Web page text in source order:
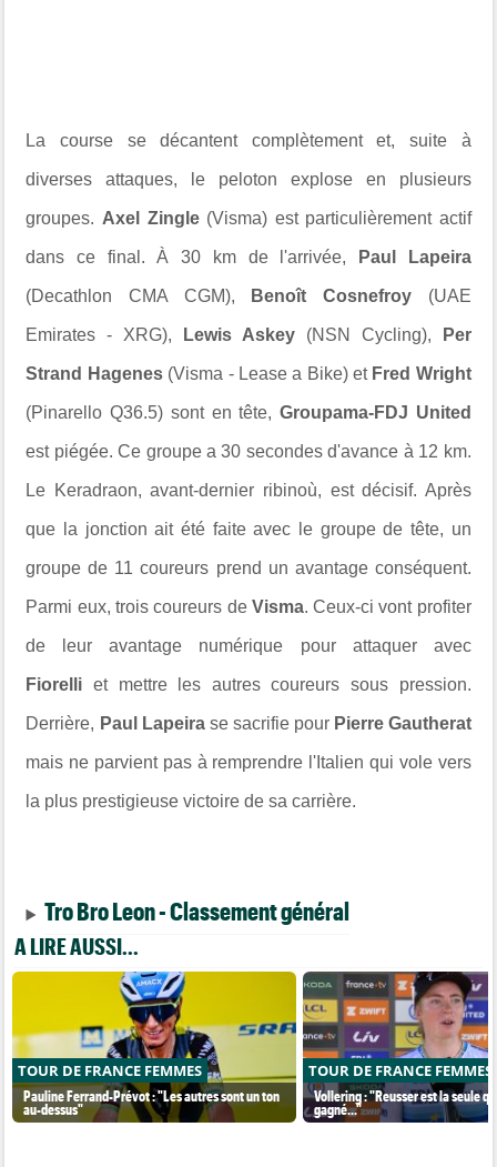
La course se décantent complètement et, suite à
diverses attaques, le peloton explose en plusieurs
groupes. Axel Zingle(Visma) est particulièrement actif
dans ce final. À 30 km de l'arrivée, Paul Lapeira
(Decathlon CMA CGM), Benoît Cosnefroy (UAE
Emirates - XRG), Lewis Askey(NSN Cycling), Per
Strand Hagenes(Visma - Lease a Bike) etFred Wright
(Pinarello Q36.5) sont en tête, Groupama-FDJ United
est piégée. Ce groupe a 30 secondes d'avance à 12 km.
Le Keradraon, avant-dernier ribinoù, est décisif. Après
que la jonction ait été faite avec le groupe de tête, un
groupe de 11 coureurs prend un avantage conséquent.
Parmi eux, trois coureurs de Visma. Ceux-ci vont profiter
de leur avantage numérique pour attaquer avec
Fiorelli et mettre les autres coureurs sous pression.
Derrière, Paul Lapeirase sacrifie pour Pierre Gautherat
mais ne parvient pas à remprendre l'Italien qui vole vers
la plus prestigieuse victoire de sa carrière.
Tro Bro Leon - Classement général
A LIRE AUSSI...
TOUR DE FRANCE FEMMES
Pauline Ferrand-Prévot : "Les autres sont un ton
au-dessus"
TOUR DE FRANCE FEMMES
Vollering : "Reusser est la seule
gagné..."